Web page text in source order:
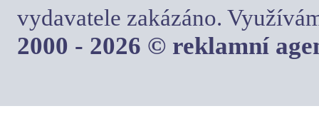
vydavatele zakázáno.
2000 - 2026 © reklamní